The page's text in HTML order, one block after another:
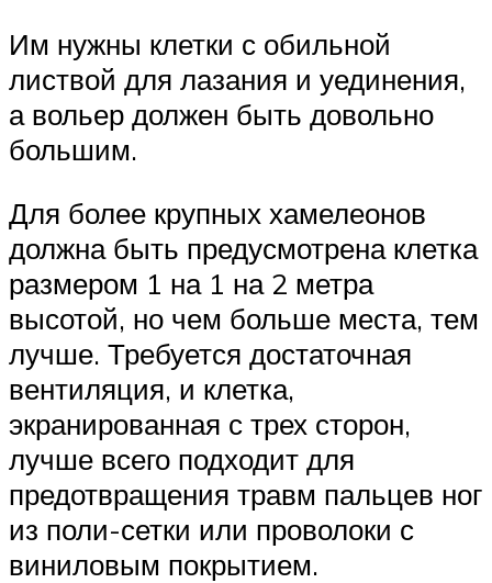
Им нужны клетки с обильной
листвой для лазания и уединения,
а вольер должен быть довольно
большим.
Для более крупных хамелеонов
должна быть предусмотрена клетка
размером 1 на 1 на 2 метра
высотой, но чем больше места, тем
лучше. Требуется достаточная
вентиляция, и клетка,
экранированная с трех сторон,
лучше всего подходит для
предотвращения травм пальцев ног
из поли-сетки или проволоки с
виниловым покрытием.